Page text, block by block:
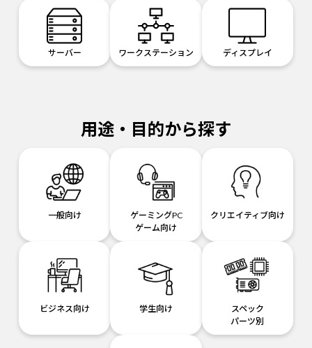
サーバー ワークステーション ディスプレイ
用途・目的から探す
一般向け
ゲーミングPC
ゲーム向け
クリエイティブ向け
ビジネス向け 学生向け
スペック
パーツ別